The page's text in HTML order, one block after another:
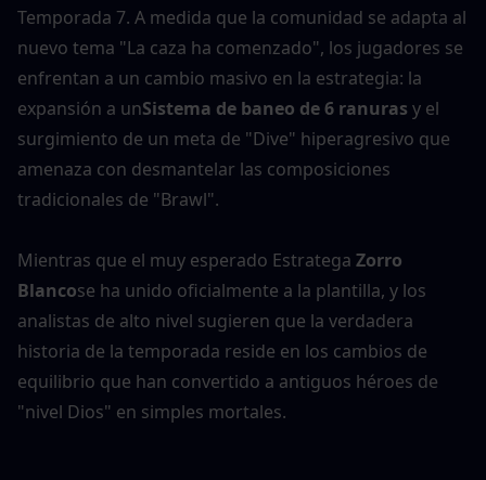
Temporada 7. A medida que la comunidad se adapta al
nuevo tema "La caza ha comenzado", los jugadores se
enfrentan a un cambio masivo en la estrategia: la
expansión a unSistema de baneo de 6 ranuras y el
surgimiento de un meta de "Dive" hiperagresivo que
amenaza con desmantelar las composiciones
tradicionales de "Brawl".
Mientras que el muy esperado Estratega Zorro
Blancose ha unido oficialmente a la plantilla, y los
analistas de alto nivel sugieren que la verdadera
historia de la temporada reside en los cambios de
equilibrio que han convertido a antiguos héroes de
"nivel Dios" en simples mortales.